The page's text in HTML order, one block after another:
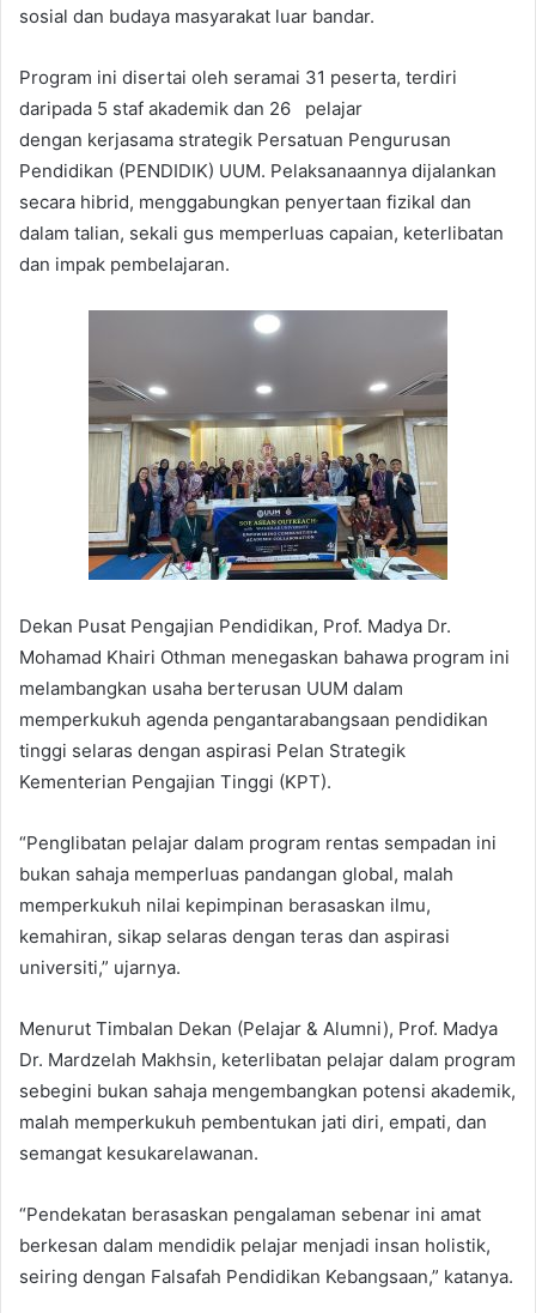
sosial dan budaya masyarakat luar bandar.
Program ini disertai oleh seramai 31 peserta, terdiri
daripada 5 staf akademik dan 26 pelajar
dengan kerjasama strategik Persatuan Pengurusan
Pendidikan (PENDIDIK) UUM. Pelaksanaannya dijalankan
secara hibrid, menggabungkan penyertaan fizikal dan
dalam talian, sekali gus memperluas capaian, keterlibatan
dan impak pembelajaran.
Dekan Pusat Pengajian Pendidikan, Prof. Madya Dr.
Mohamad Khairi Othman menegaskan bahawa program ini
melambangkan usaha berterusan UUM dalam
memperkukuh agenda pengantarabangsaan pendidikan
tinggi selaras dengan aspirasi Pelan Strategik
Kementerian Pengajian Tinggi (KPT).
“Penglibatan pelajar dalam program rentas sempadan ini
bukan sahaja memperluas pandangan global, malah
memperkukuh nilai kepimpinan berasaskan ilmu,
kemahiran, sikap selaras dengan teras dan aspirasi
universiti,” ujarnya.
Menurut Timbalan Dekan (Pelajar & Alumni), Prof. Madya
Dr. Mardzelah Makhsin, keterlibatan pelajar dalam program
sebegini bukan sahaja mengembangkan potensi akademik,
malah memperkukuh pembentukan jati diri, empati, dan
semangat kesukarelawanan.
“Pendekatan berasaskan pengalaman sebenar ini amat
berkesan dalam mendidik pelajar menjadi insan holistik,
seiring dengan Falsafah Pendidikan Kebangsaan,” katanya.